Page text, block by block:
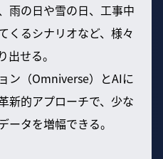
雨の日や雪の日、工事中
くるシナリオなど、様々
せる。
ン（Omniverse）とAIに
新的アプローチで、少な
ータを増幅できる。